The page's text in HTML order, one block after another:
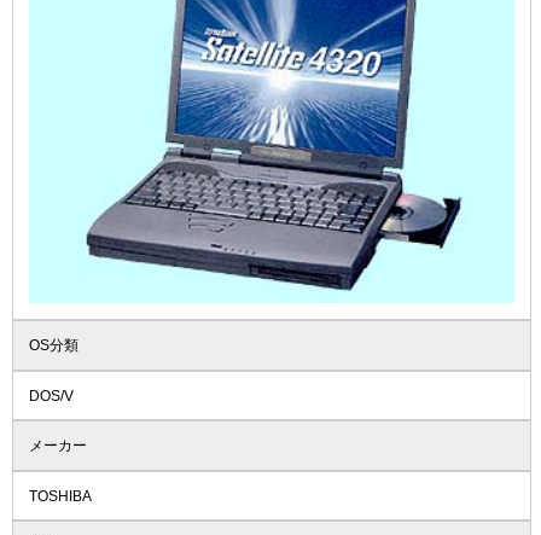
OS分類
DOS/V
メーカー
TOSHIBA